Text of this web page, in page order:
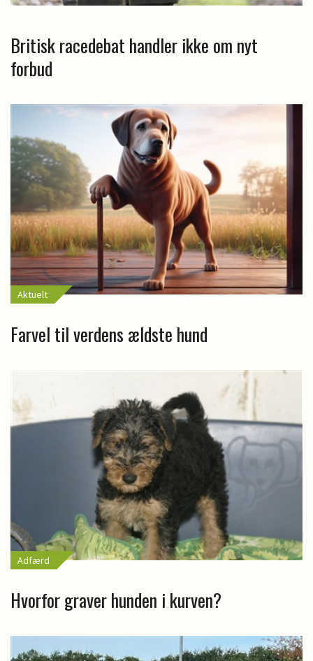
Britisk racedebat handler ikke om nyt
forbud
Aktuelt
Farvel til verdens ældste hund
Adfærd
Hvorfor graver hunden i kurven?